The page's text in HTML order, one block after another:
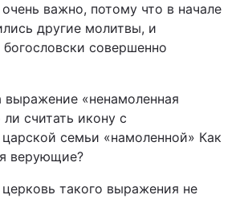
важно, потому что в начале
другие молитвы, и
совершенно
«ненамоленная
считать икону с
семьи «намоленной» Как
верующие?
такого выражения не